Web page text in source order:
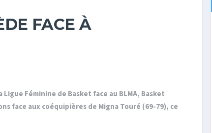
FACE À
Féminine de Basket face au BLMA, Basket
face aux coéquipières de Migna Touré (69-79), ce